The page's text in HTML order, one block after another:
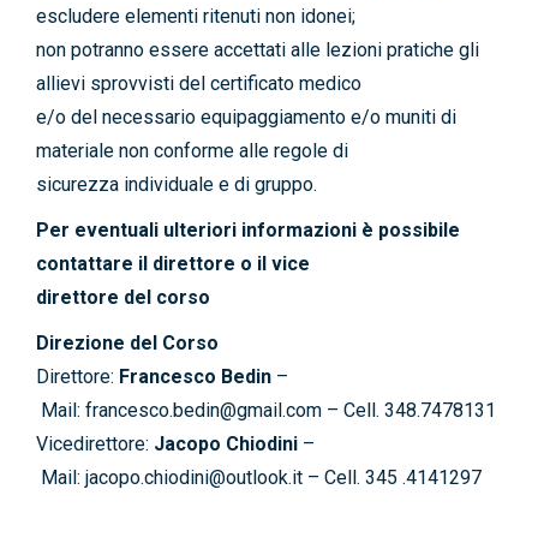
escludere elementi ritenuti non idonei;
non potranno essere accettati alle lezioni pratiche gli
allievi sprovvisti del certificato medico
e/o del necessario equipaggiamento e/o muniti di
materiale non conforme alle regole di
sicurezza individuale e di gruppo.
Per eventuali ulteriori informazioni è possibile
contattare il direttore o il vice
direttore del corso
Direzione del Corso
Direttore: Francesco Bedin –
Mail: francesco.bedin@gmail.com – Cell. 348.7478131
Vicedirettore: Jacopo Chiodini –
Mail: jacopo.chiodini@outlook.it – Cell. 345 .4141297